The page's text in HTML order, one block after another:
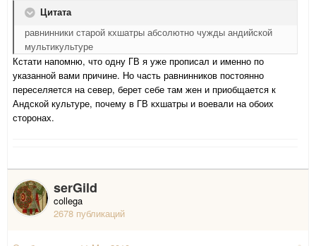
Цитата
равнинники старой кхшатры абсолютно чужды андийской
мультикультуре
Кстати напомню, что одну ГВ я уже прописал и именно по
указанной вами причине. Но часть равнинников постоянно
переселяется на север, берет себе там жен и приобщается к
Андской культуре, почему в ГВ кхшатры и воевали на обоих
сторонах.
serGild
collega
2678 публикаций